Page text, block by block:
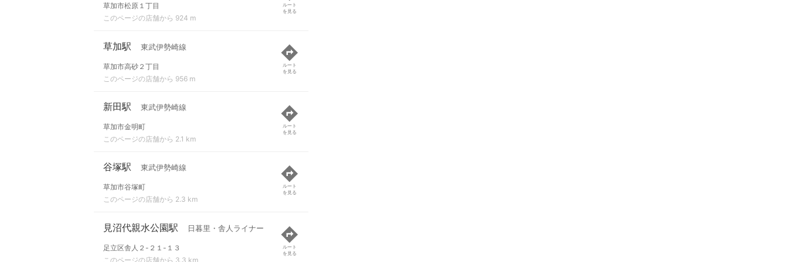
草加市松原１丁目
このページの店舗から 924 m
ルート
を見る
草加駅 東武伊勢崎線
草加市高砂２丁目
このページの店舗から 956 m
ルート
を見る
新田駅 東武伊勢崎線
草加市金明町
このページの店舗から 2.1 km
ルート
を見る
谷塚駅 東武伊勢崎線
草加市谷塚町
このページの店舗から 2.3 km
ルート
を見る
見沼代親水公園駅 日暮里・舎人ライナー
足立区舎人２-２１-１３
このページの店舗から 3.3 km
ルート
を見る